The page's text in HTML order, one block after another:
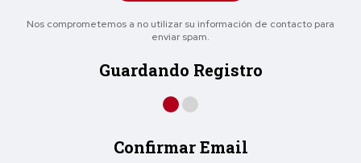
Nos comprometemos a no utilizar su información de contacto para
enviar spam.
Guardando Registro
Confirmar Email